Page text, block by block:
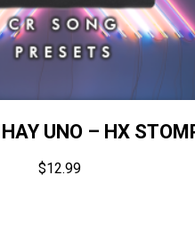
UNO – HX
$12.99